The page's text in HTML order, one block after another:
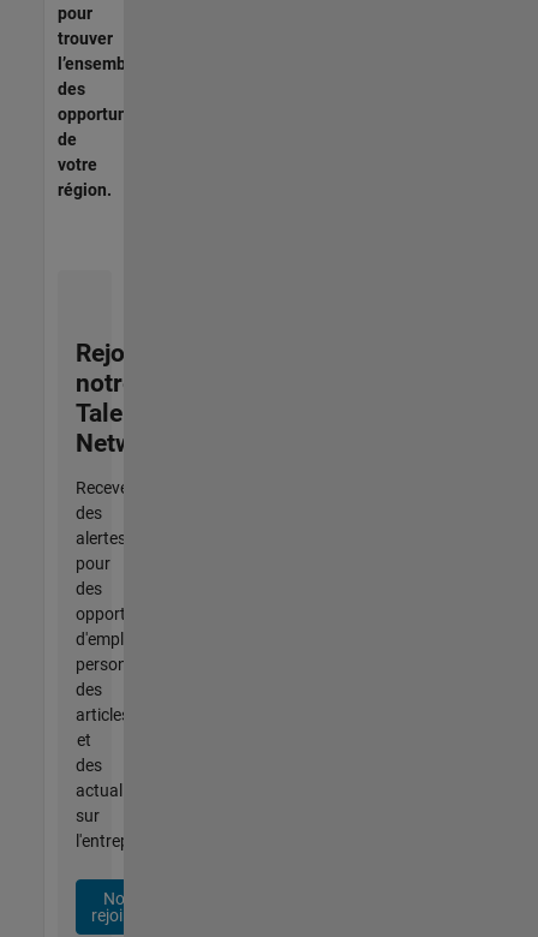
pour
trouver
l’ensemble
des
opportunités
de
votre
région.
Rejoignez
notre
Talent
Network
Recevez
des
alertes
pour
des
opportunités
d'emploi
personnalisées,
des
articles
et
des
actualités
sur
l'entreprise.
Nous
rejoindre